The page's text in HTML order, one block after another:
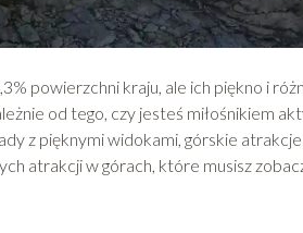
powierzchni kraju, ale ich piękno i
od tego, czy jesteś miłośnikiem
z pięknymi widokami, górskie
atrakcji w górach, które musisz